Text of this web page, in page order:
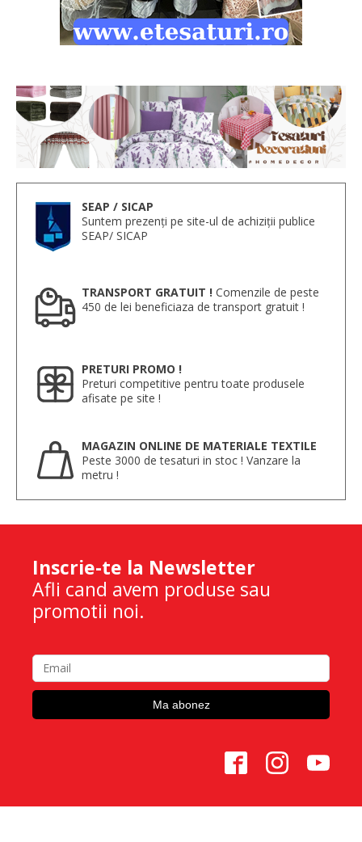
SEAP / SICAP
Suntem prezenți pe site-ul de achiziții publice
SEAP/ SICAP
TRANSPORT GRATUIT ! Comenzile de peste
450 de lei beneficiaza de transport gratuit !
PRETURI PROMO !
Preturi competitive pentru toate produsele
afisate pe site !
MAGAZIN ONLINE DE MATERIALE TEXTILE
Peste 3000 de tesaturi in stoc ! Vanzare la
metru !
Inscrie-te la Newsletter
Afli cand avem produse sau
promotii noi.